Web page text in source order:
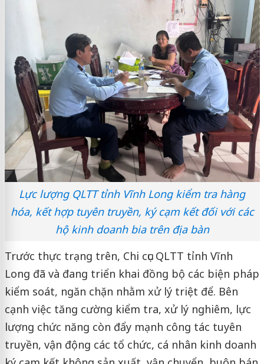
Lực lượng QLTT tỉnh Vĩnh Long kiểm tra hàng
hóa, kết hợp tuyên truyền, ký cạm kết đối với các
hộ kinh doanh bia trên địa bàn
Trước thực trạng trên, Chi cục QLTT tỉnh Vĩnh
Long đã và đang triển khai đồng bộ các biện pháp
kiểm soát, ngăn chặn nhằm xử lý triệt để. Bên
cạnh việc tăng cường kiểm tra, xử lý nghiêm, lực
lượng chức năng còn đẩy mạnh công tác tuyên
truyền, vận động các tổ chức, cá nhân kinh doanh